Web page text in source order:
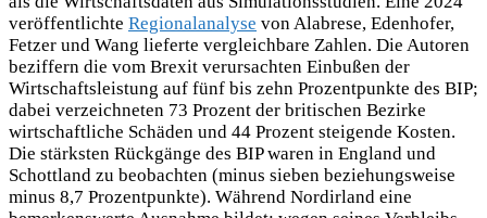
veröffentlichte Regionalanalyse von Alabrese, Edenhofer,
Fetzer und Wang lieferte vergleichbare Zahlen. Die Autoren
beziffern die vom Brexit verursachten Einbußen der
Wirtschaftsleistung auf fünf bis zehn Prozentpunkte des BIP;
dabei verzeichneten 73 Prozent der britischen Bezirke
wirtschaftliche Schäden und 44 Prozent steigende Kosten.
Die stärksten Rückgänge des BIP waren in England und
Schottland zu beobachten (minus sieben beziehungsweise
minus 8,7 Prozentpunkte). Während Nordirland eine